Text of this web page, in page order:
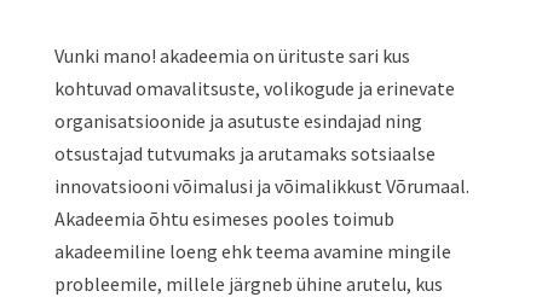
Vunki mano! akadeemia on ürituste sari kus
kohtuvad omavalitsuste, volikogude ja erinevate
organisatsioonide ja asutuste esindajad ning
otsustajad tutvumaks ja arutamaks sotsiaalse
innovatsiooni võimalusi ja võimalikkust Võrumaal.
Akadeemia õhtu esimeses pooles toimub
akadeemiline loeng ehk teema avamine mingile
probleemile, millele järgneb ühine arutelu, kus